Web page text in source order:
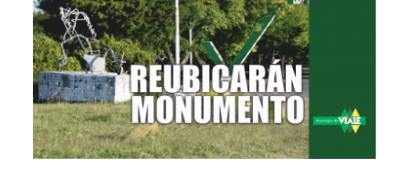
HCD
TRÁMITES Y SERVICIOS
CIUDAD
PARQUE INDUSTRIAL
RECAUDACIONES